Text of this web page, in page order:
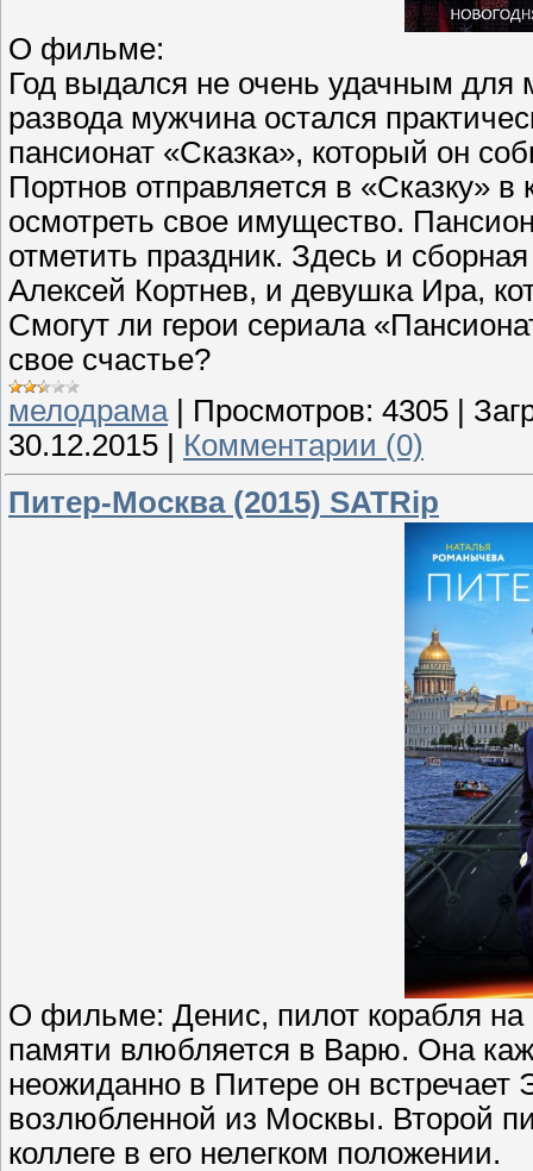
О фильме:
Год выдался не очень удачным для
развода мужчина остался
пансионат «Сказка», который он
Портнов отправляется в «Сказку»
осмотреть свое имущество.
отметить праздник. Здесь и
Алексей Кортнев, и девушка Ира,
Смогут ли герои сериала
свое счастье?
мелодрама| Просмотров: 4305
30.12.2015
Комментарии (0)
Питер-Москва (2015) SATRip
О фильме: Денис, пилот корабля на
памяти влюбляется в Варю. Она
неожиданно в Питере он встречает
возлюбленной из Москвы. Второй
коллеге в его нелегком положении.